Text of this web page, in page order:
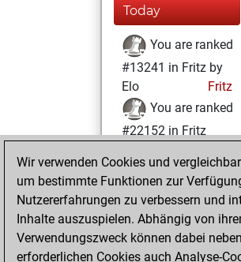
Today
You are ranked
#13241 in Fritz by
Elo
Fritz
You are ranked
#22152 in Fritz
Sonntag,
Dezember 5, 2021
You achieved a
BeautyScore of 1
Wir verwenden Cookies und
um bestimmte Funktionen zur
Nutzererfahrungen zu verbessern und
Inhalte auszuspielen. Abhängig von
Verwendungszweck können dabei
erforderlichen Cookies auch Analyse-